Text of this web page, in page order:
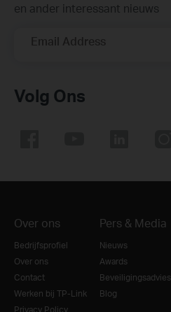
en ander interessant nieuws
Email Address
Volg Ons
Over ons
Bedrijfsprofiel
Over ons
Contact
Werken bij TP-Link
Privacy Policy
Pers & Media
Nieuws
Awards
Beveiligingsadvies
Blog